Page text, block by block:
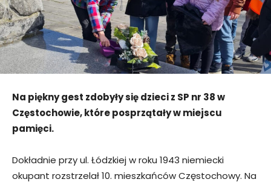
Na piękny gest zdobyły się dzieci z SP nr 38 w
Częstochowie, które posprzątały w miejscu
pamięci.
Dokładnie przy ul. Łódzkiej w roku 1943 niemiecki
okupant rozstrzelał 10. mieszkańców Częstochowy. Na